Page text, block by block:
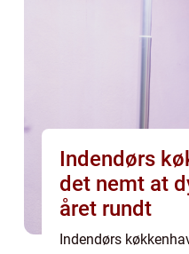
Indendørs
det nemt at
året rundt
Indendørs